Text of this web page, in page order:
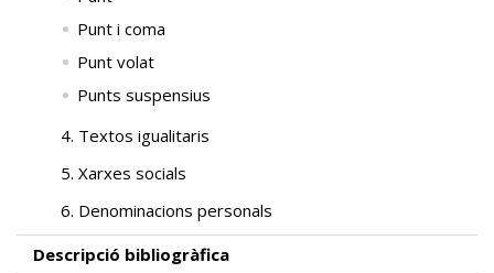
Punt i coma
Punt volat
Punts suspensius
4. Textos igualitaris
5. Xarxes socials
6. Denominacions personals
Descripció bibliogràfica